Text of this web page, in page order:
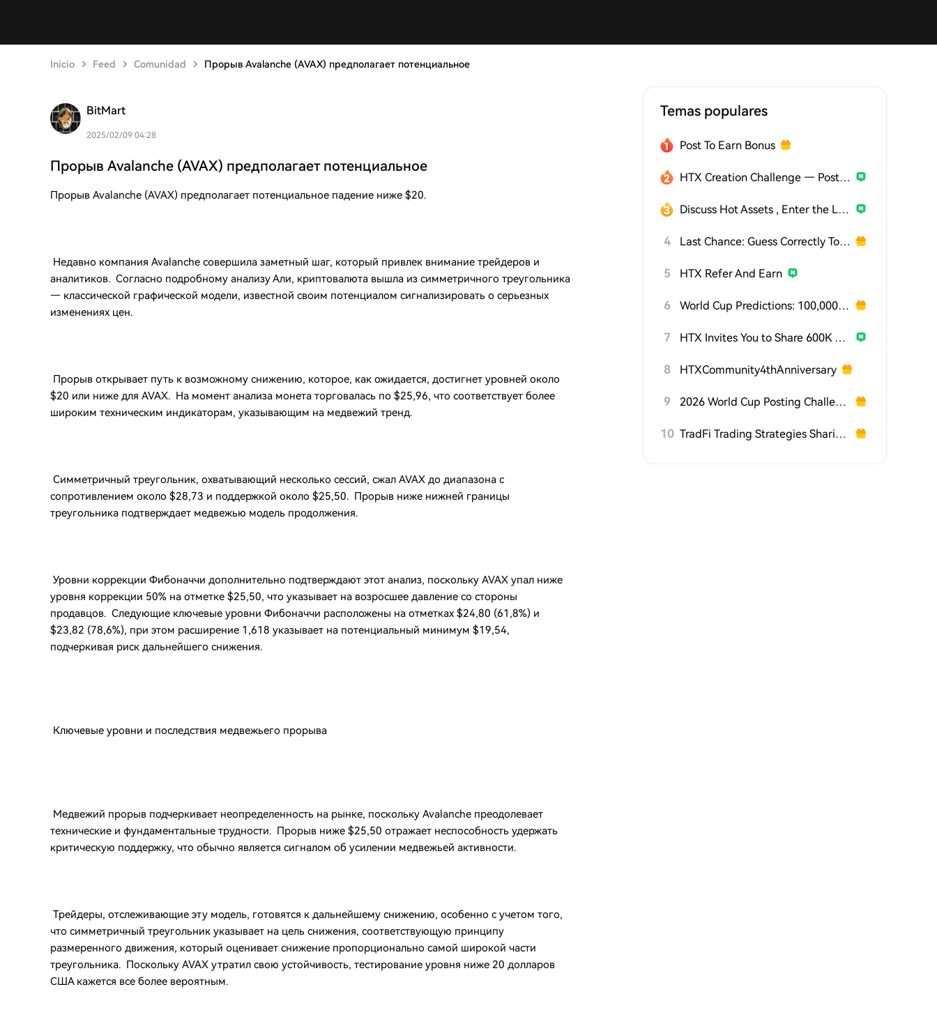
Inicio Feed Comunidad Прорыв Avalanche (AVAX) предполагает потенциальное
BitMart
2025/02/09 04:28
Прорыв Avalanche (AVAX) предполагает потенциальное
Прорыв Avalanche (AVAX) предполагает потенциальное падение ниже $20.
Недавно компания Avalanche совершила заметный шаг, который привлек внимание трейдеров и
аналитиков. Согласно подробному анализу Али, криптовалюта вышла из симметричного треугольника
— классической графической модели, известной своим потенциалом сигнализировать о серьезных
изменениях цен.
Прорыв открывает путь к возможному снижению, которое, как ожидается, достигнет уровней около
$20 или ниже для AVAX. На момент анализа монета торговалась по $25,96, что соответствует более
широким техническим индикаторам, указывающим на медвежий тренд.
Симметричный треугольник, охватывающий несколько сессий, сжал AVAX до диапазона с
сопротивлением около $28,73 и поддержкой около $25,50. Прорыв ниже нижней границы
треугольника подтверждает медвежью модель продолжения.
Уровни коррекции Фибоначчи дополнительно подтверждают этот анализ, поскольку AVAX упал ниже
уровня коррекции 50% на отметке $25,50, что указывает на возросшее давление со стороны
продавцов. Следующие ключевые уровни Фибоначчи расположены на отметках $24,80 (61,8%) и
$23,82 (78,6%), при этом расширение 1,618 указывает на потенциальный минимум $19,54,
подчеркивая риск дальнейшего снижения.
Ключевые уровни и последствия медвежьего прорыва
Медвежий прорыв подчеркивает неопределенность на рынке, поскольку Avalanche преодолевает
технические и фундаментальные трудности. Прорыв ниже $25,50 отражает неспособность удержать
критическую поддержку, что обычно является сигналом об усилении медвежьей активности.
Трейдеры, отслеживающие эту модель, готовятся к дальнейшему снижению, особенно с учетом того,
что симметричный треугольник указывает на цель снижения, соответствующую принципу
размеренного движения, который оценивает снижение пропорционально самой широкой части
треугольника. Поскольку AVAX утратил свою устойчивость, тестирование уровня ниже 20 долларов
США кажется все более вероятным.
Temas populares
Post To Earn Bonus
HTX Creation Challenge — Post and Win 1,500U
Discuss Hot Assets , Enter the Lucky Draw
4 Last Chance: Guess Correctly Today and Win More
5 HTX Refer And Earn
6 World Cup Predictions: 100,000 USDT Daily
7 HTX Invites You to Share 600K USDT in Gift Packs
8 HTXCommunity4thAnniversary
9 2026 World Cup Posting Challenge on HTX Square
10 TradFi Trading Strategies Sharing Challenge